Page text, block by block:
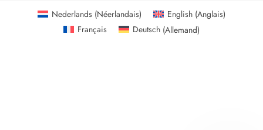
Nederlands (Néerlandais) English(Anglais)
Français
Deutsch(Allemand)